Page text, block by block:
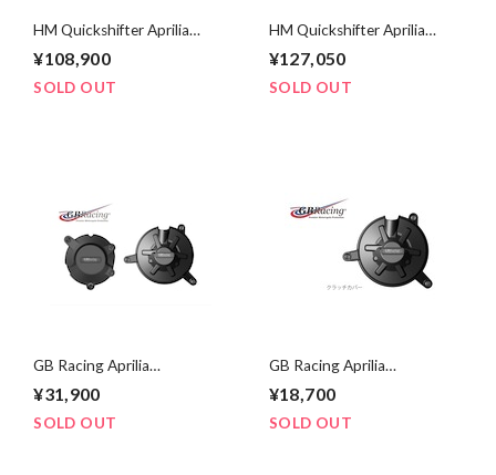
HM Quickshifter Aprilia
1000/1100 Stand Alone
Bripper (Lite version)
¥108,900
SOLD OUT
HM Quickshifter Aprilia
1000/1100 Stand Alone
Bripper (PRO version)
¥127,050
SOLD OUT
GB Racing Aprilia
1000/1100 エンジンカバー
セット
¥31,900
SOLD OUT
GB Racing Aprilia
1000/1100 クラッチカバー
¥18,700
SOLD OUT